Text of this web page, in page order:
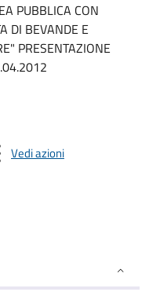
PUBBLICA CON
DI BEVANDE E
PRESENTAZIONE
Vedi azioni